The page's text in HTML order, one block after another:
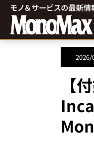
2026/
【